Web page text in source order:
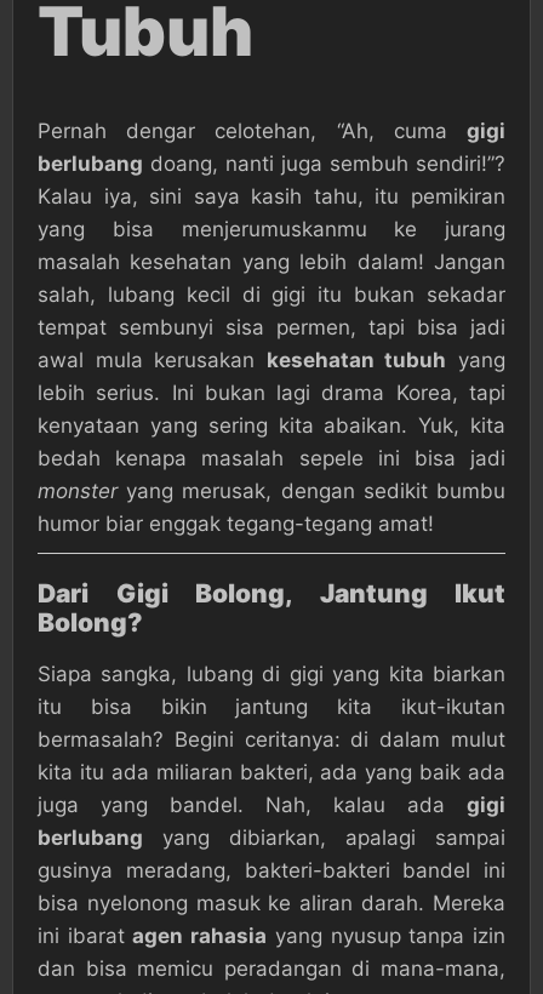
Tubuh
Pernah dengar celotehan, “Ah, cuma gigi
berlubang doang, nanti juga sembuh sendiri!”?
Kalau iya, sini saya kasih tahu, itu pemikiran
yang bisa menjerumuskanmu ke jurang
masalah kesehatan yang lebih dalam! Jangan
salah, lubang kecil di gigi itu bukan sekadar
tempat sembunyi sisa permen, tapi bisa jadi
awal mula kerusakan kesehatan tubuh yang
lebih serius. Ini bukan lagi drama Korea, tapi
kenyataan yang sering kita abaikan. Yuk, kita
bedah kenapa masalah sepele ini bisa jadi
monsteryang merusak, dengan sedikit bumbu
humor biar enggak tegang-tegang amat!
Dari Gigi Bolong, Jantung Ikut
Bolong?
Siapa sangka, lubang di gigi yang kita biarkan
itu bisa bikin jantung kita ikut-ikutan
bermasalah? Begini ceritanya: di dalam mulut
kita itu ada miliaran bakteri, ada yang baik ada
juga yang bandel. Nah, kalau ada gigi
berlubang yang dibiarkan, apalagi sampai
gusinya meradang, bakteri-bakteri bandel ini
bisa nyelonong masuk ke aliran darah. Mereka
ini ibaratagen rahasia yang nyusup tanpa izin
dan bisa memicu peradangan di mana-mana,